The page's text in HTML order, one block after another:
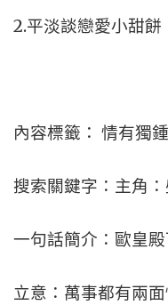
2.平淡談戀愛小甜餅
內容標籤： 情有獨
搜索關鍵字：主角
一句話簡介：歐皇
立意：萬事都有兩